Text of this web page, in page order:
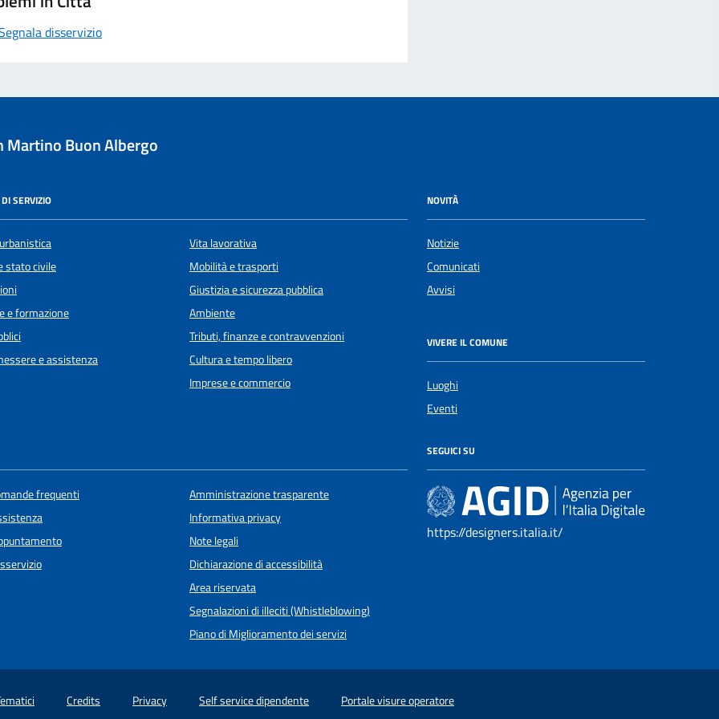
disservizio
Martino Buon Albergo
SERVIZIO
stato civile
e formazione
e assistenza
Vita lavorativa
Mobilità e trasporti
Giustizia e sicurezza pubblica
Ambiente
Tributi, finanze e contravvenzioni
Cultura e tempo libero
Imprese e commercio
NOVITÀ
Notizie
Comunicati
Avvisi
VIVERE IL COMUNE
Luoghi
Eventi
frequenti
Amministrazione trasparente
Informativa privacy
Note legali
Dichiarazione di accessibilità
Area riservata
Segnalazioni di illeciti (Whistleblowing)
Piano di Miglioramento dei servizi
SEGUICI SU
https://designers.italia.it/
Credits Privacy Self service dipendente Portale visure operatore